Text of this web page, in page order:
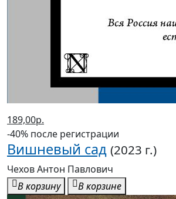
189,00р.
-40% после регистрации
Вишневый сад (2023 г.)
Чехов Антон Павлович
В корзину
В корзине